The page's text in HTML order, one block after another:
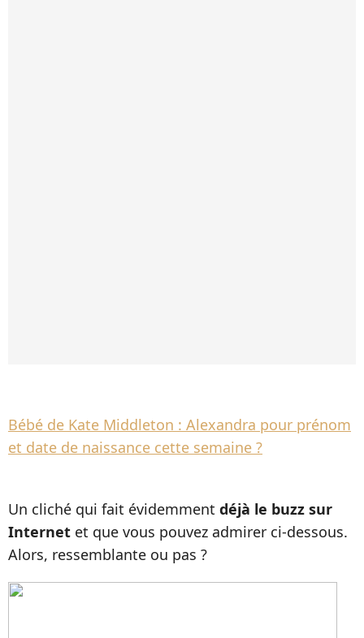
Bébé de Kate Middleton : Alexandra pour prénom
et date de naissance cette semaine ?
Un cliché qui fait évidemment déjà le buzz sur
Internet et que vous pouvez admirer ci-dessous.
Alors, ressemblante ou pas ?